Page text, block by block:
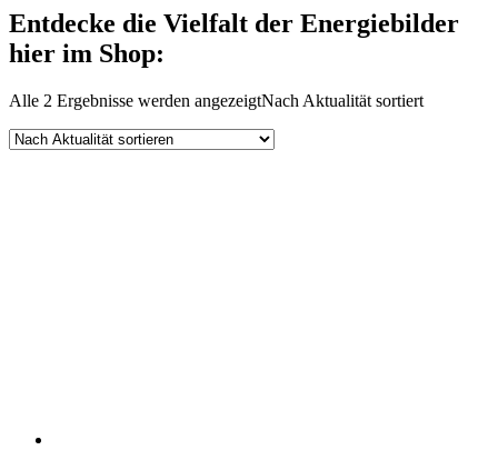
Entdecke die Vielfalt der Energiebilder
hier im Shop:
Alle 2 Ergebnisse werden angezeigtNach Aktualität sortiert